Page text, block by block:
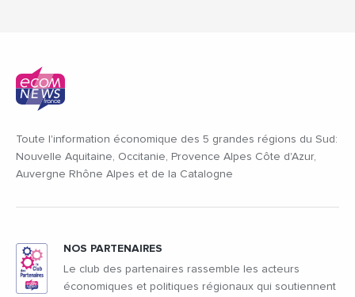
Toute l'information économique des 5 grandes régions du Sud:
Nouvelle Aquitaine, Occitanie, Provence Alpes Côte d'Azur,
Auvergne Rhône Alpes et de la Catalogne
NOS PARTENAIRES
Le club des partenaires rassemble les acteurs
économiques et politiques régionaux qui soutiennent